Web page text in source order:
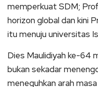
memperkuat SDM;
horizon global dan kini
itu menuju universitas
Dies Maulidiyah ke-64
bukan sekadar
meneguhkan arah